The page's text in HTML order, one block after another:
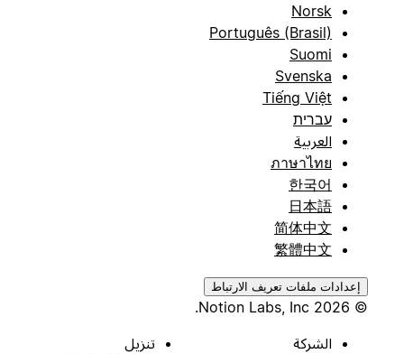
Norsk
Português (Brasil)
Suomi
Svenska
Tiếng Việt
עברית
العربية
ภาษาไทย
한국어
日本語
简体中文
繁體中文
إعدادات ملفات تعريف الارتباط
الشركة
تنزيل